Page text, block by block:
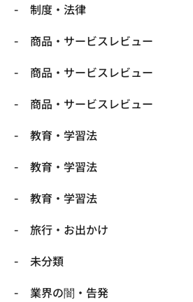
制度・法律
商品・サービスレビュー
商品・サービスレビュー
商品・サービスレビュー
教育・学習法
教育・学習法
教育・学習法
旅行・お出かけ
未分類
業界の闇・告発